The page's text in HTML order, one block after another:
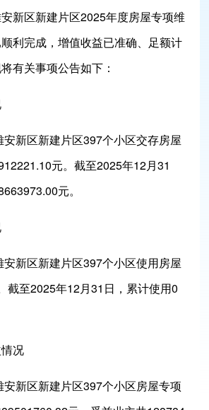
新区新建片区2025年度房屋专项维
利完成，增值收益已准确、足额计
有关事项公告如下：
新区新建片区397个小区交存房屋
元。截至2025年12月31
元。
新区新建片区397个小区使用房屋
截至2025年12月31日，累计使用0
况
新区新建片区397个小区房屋专项